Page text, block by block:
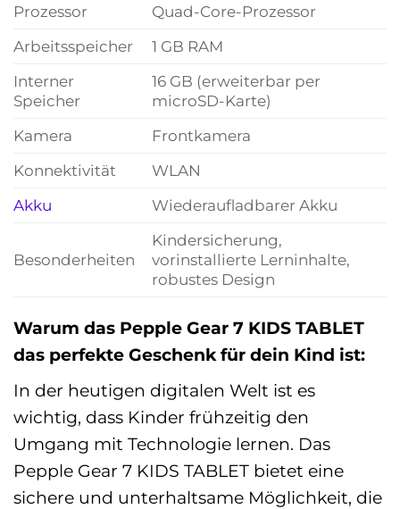
Prozessor
Quad-Core-Prozessor
Arbeitsspeicher
1 GB RAM
Interner
Speicher
16 GB (erweiterbar per
microSD-Karte)
Kamera
Frontkamera
Konnektivität
WLAN
Akku
Wiederaufladbarer Akku
Besonderheiten
Kindersicherung,
vorinstallierte Lerninhalte,
robustes Design
Warum das Pepple Gear 7 KIDS TABLET
das perfekte Geschenk für dein Kind ist:
In der heutigen digitalen Welt ist es
wichtig, dass Kinder frühzeitig den
Umgang mit Technologie lernen. Das
Pepple Gear 7 KIDS TABLET bietet eine
sichere und unterhaltsame Möglichkeit, die